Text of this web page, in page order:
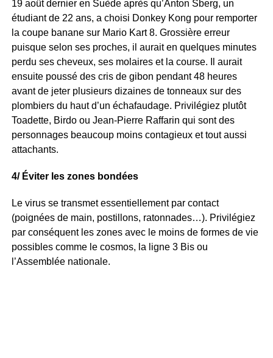
19 août dernier en Suède après qu’Anton Sberg, un
étudiant de 22 ans, a choisi Donkey Kong pour remporter
la coupe banane sur Mario Kart 8. Grossière erreur
puisque selon ses proches, il aurait en quelques minutes
perdu ses cheveux, ses molaires et la course. Il aurait
ensuite poussé des cris de gibon pendant 48 heures
avant de jeter plusieurs dizaines de tonneaux sur des
plombiers du haut d’un échafaudage. Privilégiez plutôt
Toadette, Birdo ou Jean-Pierre Raffarin qui sont des
personnages beaucoup moins contagieux et tout aussi
attachants.
4/ Éviter les zones bondées
Le virus se transmet essentiellement par contact
(poignées de main, postillons, ratonnades…). Privilégiez
par conséquent les zones avec le moins de formes de vie
possibles comme le cosmos, la ligne 3 Bis ou
l’Assemblée nationale.